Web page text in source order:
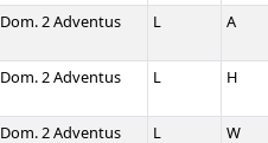
Dom. 2 Adventus L A
Dom. 2 Adventus L H
Dom. 2 Adventus L W